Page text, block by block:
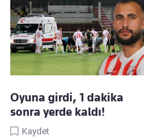
Oyuna girdi, 1 dakika
sonra yerde kaldı!
Kaydet